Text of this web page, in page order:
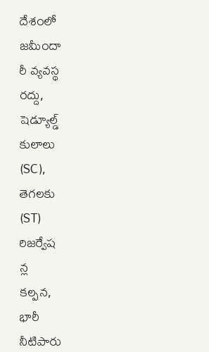
దేశంలో
జమీందా
రీ వ్యవస్థ
రద్దు,
షెడ్యూల్డ్
కులాలు
(SC),
తెగలకు
(ST)
రిజర్వేష
న్ల
కల్పన,
భారీ
నీటిపారు